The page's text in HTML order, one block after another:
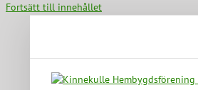
Fortsätt till innehållet